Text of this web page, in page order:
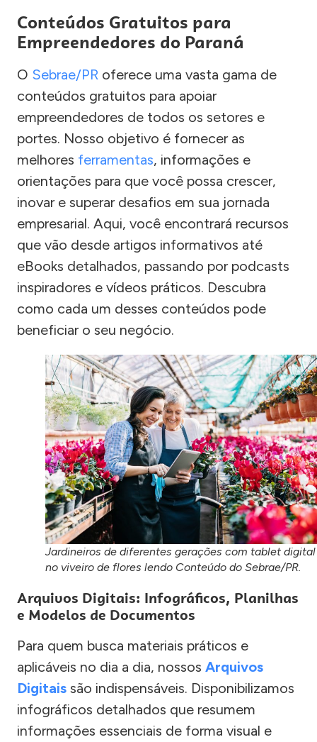
Conteúdos Gratuitos para
Empreendedores do Paraná
O Sebrae/PR oferece uma vasta gama de
conteúdos gratuitos para apoiar
empreendedores de todos os setores e
portes. Nosso objetivo é fornecer as
melhores ferramentas, informações e
orientações para que você possa crescer,
inovar e superar desafios em sua jornada
empresarial. Aqui, você encontrará recursos
que vão desde artigos informativos até
eBooks detalhados, passando por podcasts
inspiradores e vídeos práticos. Descubra
como cada um desses conteúdos pode
beneficiar o seu negócio.
Jardineiros de diferentes gerações com tablet digital
no viveiro de flores lendo Conteúdo do Sebrae/PR.
Arquivos Digitais: Infográficos, Planilhas
e Modelos de Documentos
Para quem busca materiais práticos e
aplicáveis no dia a dia, nossos Arquivos
Digitais são indispensáveis. Disponibilizamos
infográficos detalhados que resumem
informações essenciais de forma visual e